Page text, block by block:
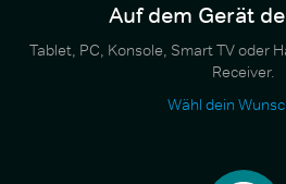
Auf dem Gerät
Tablet, PC, Konsole, Smart TV oder
Receiver.
Wähl dein